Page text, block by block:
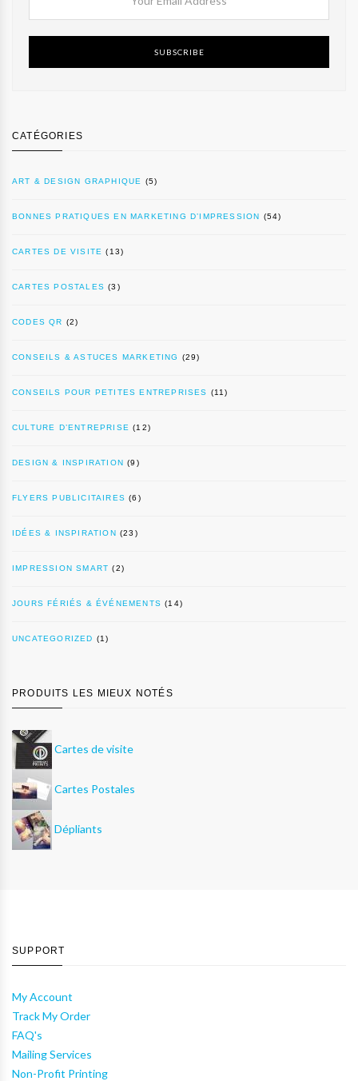
SUBSCRIBE
CATÉGORIES
ART & DESIGN GRAPHIQUE (5)
BONNES PRATIQUES EN MARKETING D’IMPRESSION (54)
CARTES DE VISITE (13)
CARTES POSTALES (3)
CODES QR (2)
CONSEILS & ASTUCES MARKETING (29)
CONSEILS POUR PETITES ENTREPRISES (11)
CULTURE D’ENTREPRISE (12)
DESIGN & INSPIRATION (9)
FLYERS PUBLICITAIRES (6)
IDÉES & INSPIRATION (23)
IMPRESSION SMART (2)
JOURS FÉRIÉS & ÉVÉNEMENTS (14)
UNCATEGORIZED (1)
PRODUITS LES MIEUX NOTÉS
Cartes de visite
Cartes Postales
Dépliants
SUPPORT
My Account
Track My Order
FAQ's
Mailing Services
Non-Profit Printing